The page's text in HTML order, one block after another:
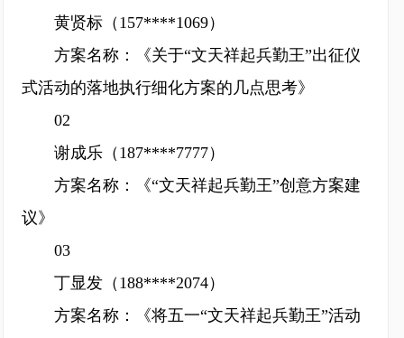
黄贤标（157****1069）
方案名称：《关于“文天祥起兵勤王”出征仪
式活动的落地执行细化方案的几点思考》
02
谢成乐（187****7777）
方案名称：《“文天祥起兵勤王”创意方案建
议》
03
丁显发（188****2074）
方案名称：《将五一“文天祥起兵勤王”活动